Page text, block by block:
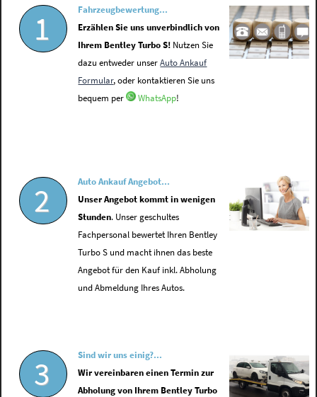
1
Fahrzeugbewertung...
Erzählen Sie uns unverbindlich von
Ihrem Bentley Turbo S! Nutzen Sie
dazu entweder unserAuto Ankauf
Formular, oder kontaktieren Sie uns
bequem per
WhatsApp!
2
Auto Ankauf Angebot...
Unser Angebot kommt in wenigen
Stunden. Unser geschultes
Fachpersonal bewertet Ihren Bentley
Turbo S und macht ihnen das beste
Angebot für den Kauf inkl. Abholung
und Abmeldung Ihres Autos.
3
Sind wir uns einig?...
Wir vereinbaren einen Termin zur
Abholung von Ihrem Bentley Turbo